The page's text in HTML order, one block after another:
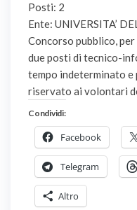
Posti: 2
Ente: UNIVERSITA’
Concorso pubblico,
due posti di tecnico-
tempo indeterminato
riservato ai volontari
Condividi:
Facebook
Telegram
Altro